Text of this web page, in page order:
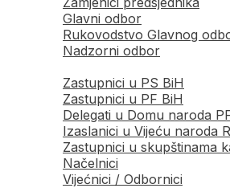
Glavni odbor
Rukovodstvo Glavnog
Nadzorni odbor
Zastupnici u PS BiH
Zastupnici u PF BiH
Delegati u Domu naroda
Izaslanici u Vijeću naroda
Zastupnici u skupštinama
Načelnici
Vijećnici / Odbornici